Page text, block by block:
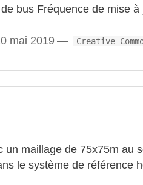
bus Fréquence de mise à
mai 2019 Creative
maillage de 75x75m au
le système de référence